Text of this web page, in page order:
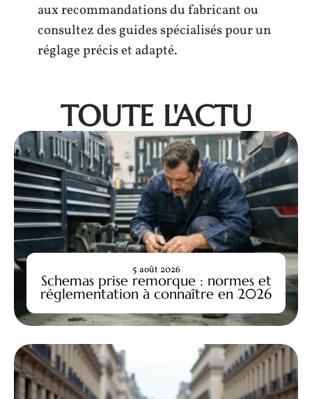
aux recommandations du fabricant ou
consultez des guides spécialisés pour un
réglage précis et adapté.
TOUTE L'ACTU
Schemas prise remorque : normes et
réglementation à connaître en 2026
5 août 2026